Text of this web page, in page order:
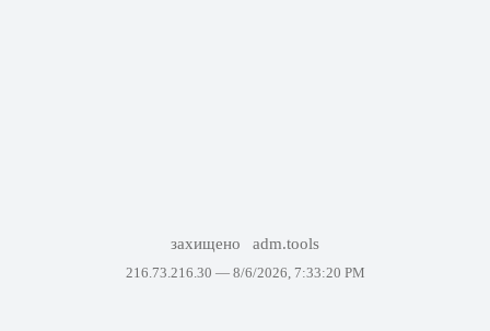
захищено adm.tools
216.73.216.30 — 8/6/2026, 7:33:20 PM